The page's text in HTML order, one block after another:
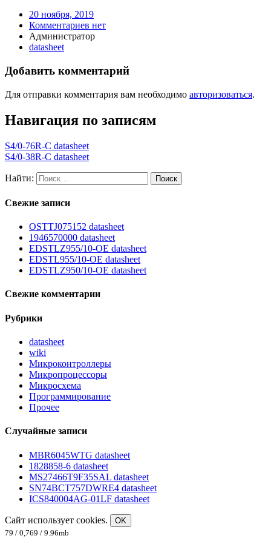
20 ноября, 2019
Комментариев нет
Администратор
datasheet
Добавить комментарий
Для отправки комментария вам необходимо авторизоваться.
Навигация по записям
S4/0-76R-C datasheet
S4/0-38R-C datasheet
Найти:
Свежие записи
OSTTJ075152 datasheet
1946570000 datasheet
EDSTLZ955/10-OE datasheet
EDSTL955/10-OE datasheet
EDSTLZ950/10-OE datasheet
Свежие комментарии
Рубрики
datasheet
wiki
Микроконтроллеры
Микропроцессоры
Микросхема
Программирование
Прочее
Случайные записи
MBR6045WTG datasheet
1828858-6 datasheet
MS27466T9F35SAL datasheet
SN74BCT757DWRE4 datasheet
ICS840004AG-01LF datasheet
Сайт использует cookies.
OK
79 / 0,769 / 9.96mb